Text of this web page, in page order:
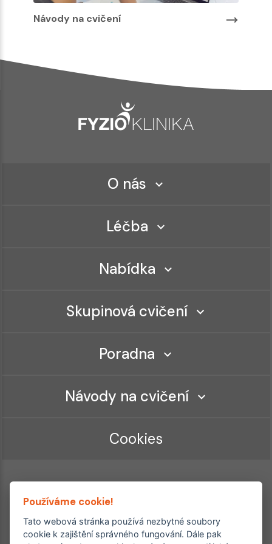
Návody na cvičení
O nás
Léčba
Nabídka
Skupinová cvičení
Poradna
Návody na cvičení
Cookies
Používáme cookie!
Tato webová stránka používá nezbytné soubory
cookie k zajištění správného fungování. Dále pak